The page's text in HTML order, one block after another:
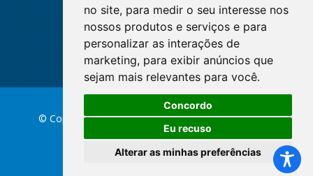
no site, para medir o seu interesse nos
nossos produtos e serviços e para
personalizar as interações de
marketing, para exibir anúncios que
sejam mais relevantes para você.
Concordo
Eu recuso
Alterar as minhas preferências
© Copyright 2026 Conselho Federal de Enfermagem